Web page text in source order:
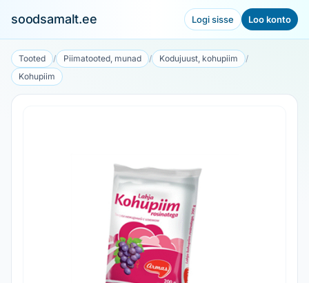
soodsamalt.ee Logi sisse Loo konto
Tooted / Piimatooted, munad / Kodujuust, kohupiim
/
Kohupiim